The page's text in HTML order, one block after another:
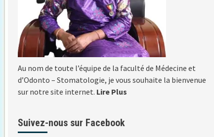
Au nom de toute l’équipe de la faculté de Médecine et
d’Odonto – Stomatologie, je vous souhaite la bienvenue
sur notre site internet. Lire Plus
Suivez-nous sur Facebook